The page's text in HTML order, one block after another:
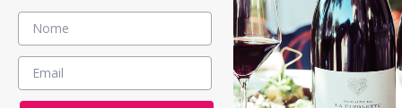
Vinhos >
País / Região >
Domaine du Petit Romain Branco
Costières de Nîmes 2024
2255